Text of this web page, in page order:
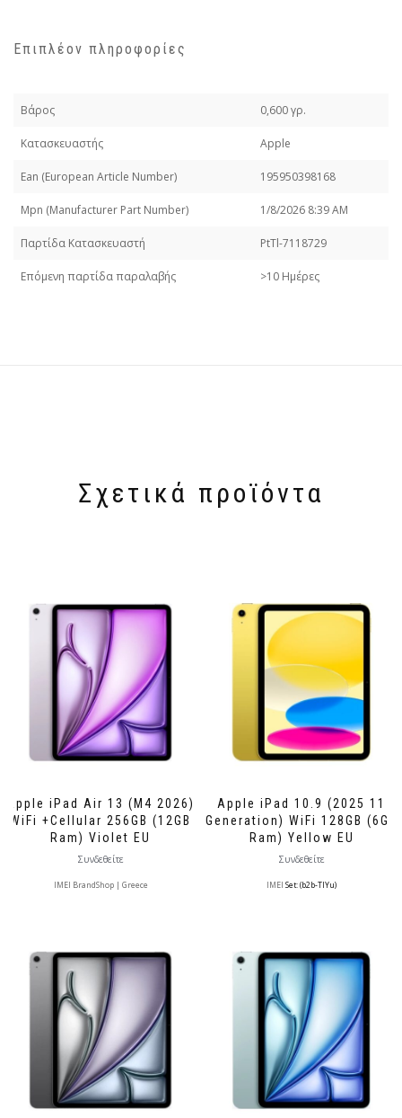
Επιπλέον πληροφορίες
Βάρος 0,600 γρ.
Κατασκευαστής Apple
Εan (European Article Number) 195950398168
Mpn (Manufacturer Part Number) 1/8/2026 8:39 AM
Παρτίδα Κατασκευαστή PtTl-7118729
Επόμενη παρτίδα παραλαβής >10 Ημέρες
Σχετικά προϊόντα
Apple iPad Air 13 (M4 2026)
WiFi +Cellular 256GB (12GB
Ram) Violet EU
Συνδεθείτε
IMEI BrandShop | Greece
Apple iPad 10.9 (2025 11
Generation) WiFi 128GB (6GB
Ram) Yellow EU
Συνδεθείτε
IMEI Set: (b2b-TlYu)